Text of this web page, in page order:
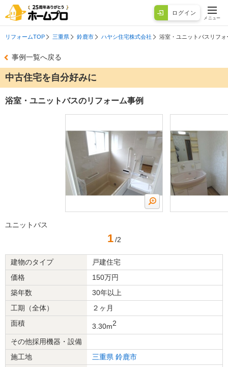
ログイン
メニュー
リフォームTOP 三重県 鈴鹿市 ハヤシ住宅株式会社 浴室・ユニットバスリフ
事例一覧へ戻る
中古住宅を自分好みに
浴室・ユニットバスのリフォーム事例
ユニットバス
1 /2
建物のタイプ
戸建住宅
価格
150万円
築年数
30年以上
工期（全体）
２ヶ月
面積
3.30m2
その他採用機器・設備
施工地
三重県 鈴鹿市